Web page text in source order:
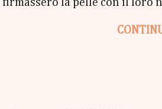
la pelle con il loro
un pomeriggio d'inverno,